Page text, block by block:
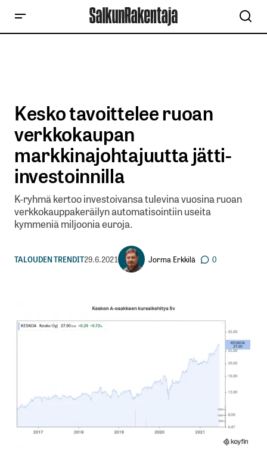
Kesko tavoittelee ruoan
verkkokaupan
markkinajohtajuutta jätti-
investoinnilla
K-ryhmä kertoo investoivansa tulevina vuosina ruoan
verkkokauppakeräilyn automatisointiin useita
kymmeniä miljoonia euroja.
TALOUDEN TRENDIT29.6.2021 Jorma Erkkilä 0